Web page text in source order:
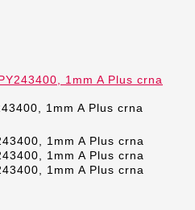
1mm A Plus crna